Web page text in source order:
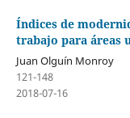
Índices de
trabajo para áreas
Juan Olguín Monroy
121-148
2018-07-16